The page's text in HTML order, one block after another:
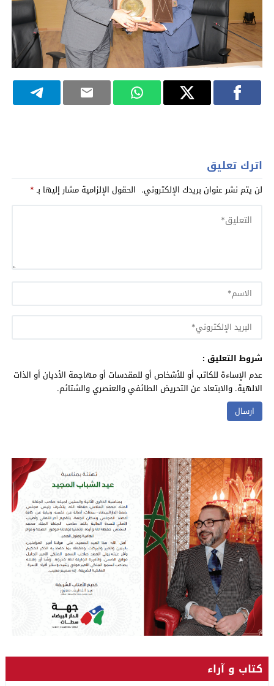
اترك تعليق
لن يتم نشر عنوان بريدك الإلكتروني. الحقول الإلزامية مشار إليها بـ*
شروط التعليق :
عدم الإساءة للكاتب أو للأشخاص أو للمقدسات أو مهاجمة الأديان أو الذات
الالهية. والابتعاد عن التحريض الطائفي والعنصري والشتائم.
كتاب و آراء